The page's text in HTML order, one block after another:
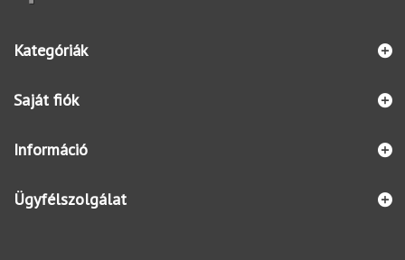
Kategóriák
Saját fiók
Információ
Ügyfélszolgálat